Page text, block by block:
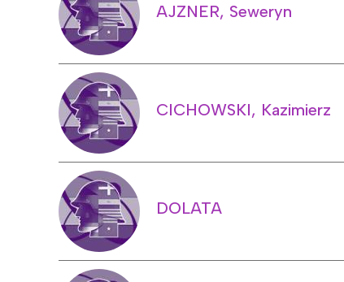
AJZNER, Seweryn
CICHOWSKI, Kazimierz
DOLATA